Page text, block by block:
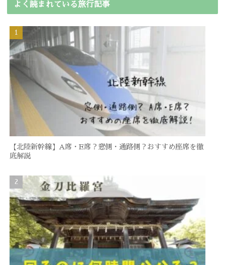
よく読まれている旅行記事
【北陸新幹線】A席・E席？窓側・通路側？おすすめ座席を徹
底解説